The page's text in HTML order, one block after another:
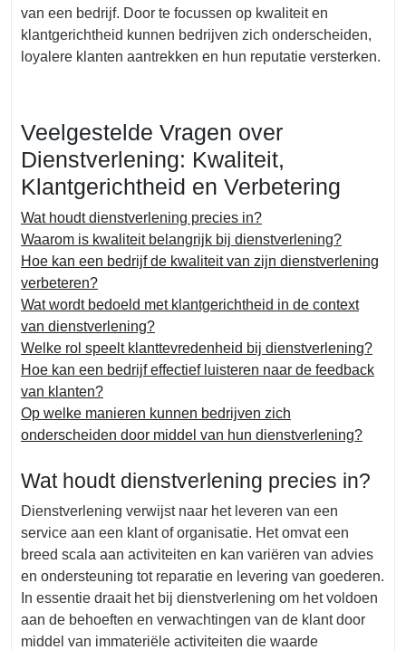
van een bedrijf. Door te focussen op kwaliteit en
klantgerichtheid kunnen bedrijven zich onderscheiden,
loyalere klanten aantrekken en hun reputatie versterken.
Veelgestelde Vragen over
Dienstverlening: Kwaliteit,
Klantgerichtheid en Verbetering
Wat houdt dienstverlening precies in?
Waarom is kwaliteit belangrijk bij dienstverlening?
Hoe kan een bedrijf de kwaliteit van zijn dienstverlening
verbeteren?
Wat wordt bedoeld met klantgerichtheid in de context
van dienstverlening?
Welke rol speelt klanttevredenheid bij dienstverlening?
Hoe kan een bedrijf effectief luisteren naar de feedback
van klanten?
Op welke manieren kunnen bedrijven zich
onderscheiden door middel van hun dienstverlening?
Wat houdt dienstverlening precies in?
Dienstverlening verwijst naar het leveren van een
service aan een klant of organisatie. Het omvat een
breed scala aan activiteiten en kan variëren van advies
en ondersteuning tot reparatie en levering van goederen.
In essentie draait het bij dienstverlening om het voldoen
aan de behoeften en verwachtingen van de klant door
middel van immateriële activiteiten die waarde